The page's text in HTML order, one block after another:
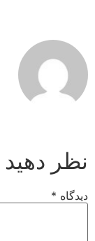
نظر دهید
دیدگاه*